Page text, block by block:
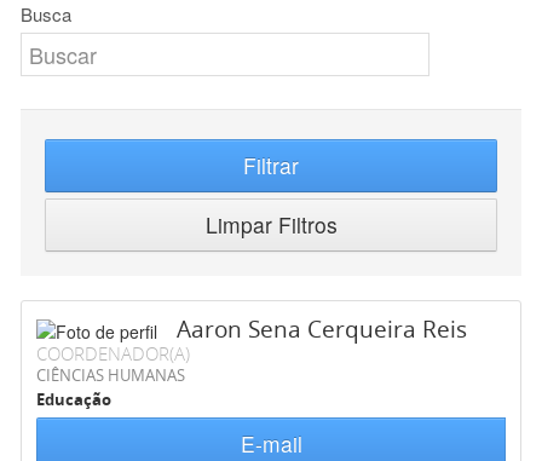
Busca
Filtrar
Limpar Filtros
Aaron Sena Cerqueira Reis
COORDENADOR(A)
CIÊNCIAS HUMANAS
Educação
E-mail